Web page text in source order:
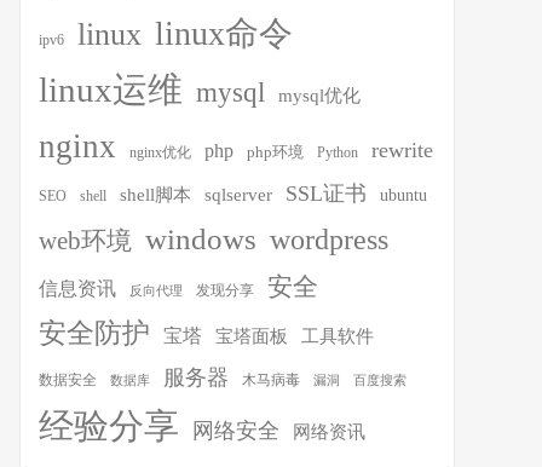
–rn|awk –v str=$num ‘{if ($1>str){print $2}}’`
ipv6 linux linux命令
linux运维 mysql mysql优化
nginx nginx优化 php php环境 Python rewrite
SEO shell shell脚本 sqlserver SSL证书 ubuntu
web环境 windows wordpress
信息资讯 反向代理 发现分享 安全
安全防护 宝塔 宝塔面板 工具软件
数据安全 数据库 服务器 木马病毒 漏洞 百度搜索
经验分享 网络安全 网络资讯